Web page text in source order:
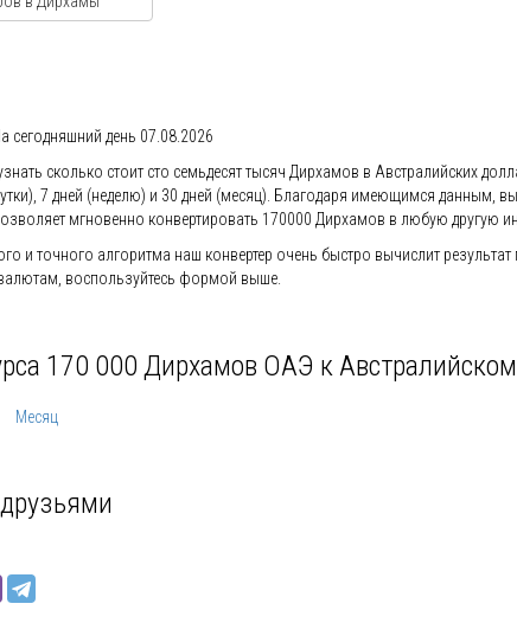
сегодняшний день 07.08.2026
сколько стоит сто семьдесят тысяч Дирхамов в Австралийских
7 дней (неделю) и 30 дней (месяц). Благодаря имеющимся данным,
мгновенно конвертировать 170000 Дирхамов в любую другую
и точного алгоритма наш конвертер очень быстро вычислит
воспользуйтесь формой выше.
170 000 Дирхамов ОАЭ к
Месяц